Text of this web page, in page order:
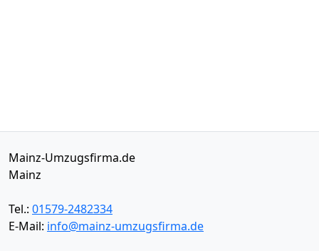
Mainz-Umzugsfirma.de
Mainz
Tel.: 01579-2482334
E-Mail: info@mainz-umzugsfirma.de